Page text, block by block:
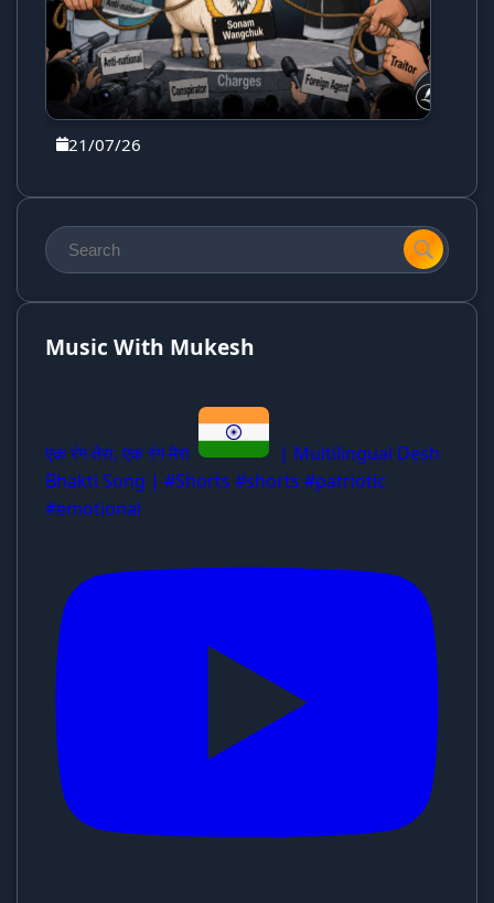
21/07/26
Music With Mukesh
एक रंग तेरा, एक रंग मेरा
| Multilingual Desh
Bhakti Song | #Shorts #shorts #patriotic
#emotional